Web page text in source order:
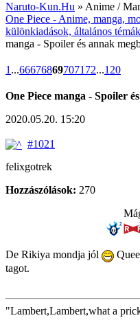
Naruto-Kun.Hu » Anime /
One Piece - Anime, manga,
különkiadások, általános témák
manga - Spoiler és annak
1 ...666768697071 72...120
One Piece manga - Spoiler
2020.05.20. 15:20
#1021
felixgotrek
Hozzászólások: 270
De Rikiya mondja jól
tagot.
"Lambert,Lambert,what a